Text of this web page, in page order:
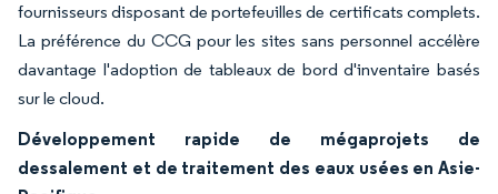
fournisseurs disposant de portefeuilles de certificats complets.
La préférence du CCG pour les sites sans personnel accélère
davantage l'adoption de tableaux de bord d'inventaire basés
sur le cloud.
Développement rapide de mégaprojets de
dessalement et de traitement des eaux usées en Asie-